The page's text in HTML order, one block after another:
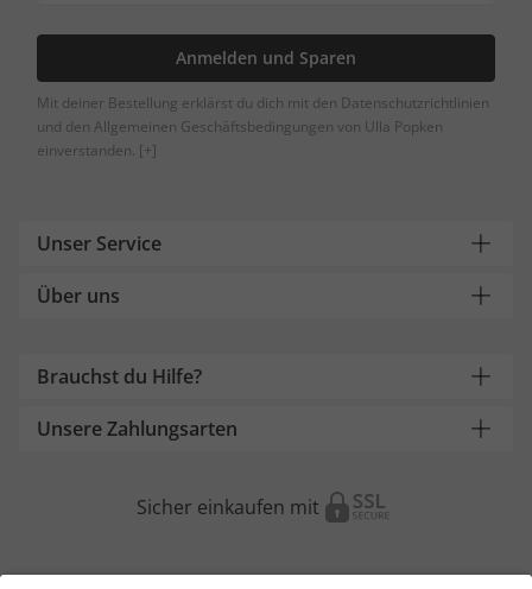
Anmelden und Sparen
Mit deiner Bestellung erklärst du dich mit den Datenschutzrichtlinien
und den Allgemeinen Geschäftsbedingungen von Ulla Popken
einverstanden. [+]
Unser Service
Über uns
Brauchst du Hilfe?
Unsere Zahlungsarten
Sicher einkaufen mit